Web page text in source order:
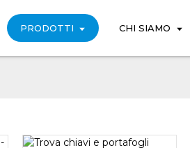
PRODOTTI CHI SIAMO